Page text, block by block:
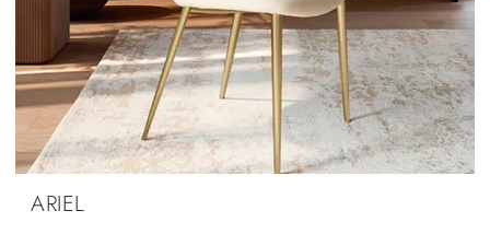
ARIEL